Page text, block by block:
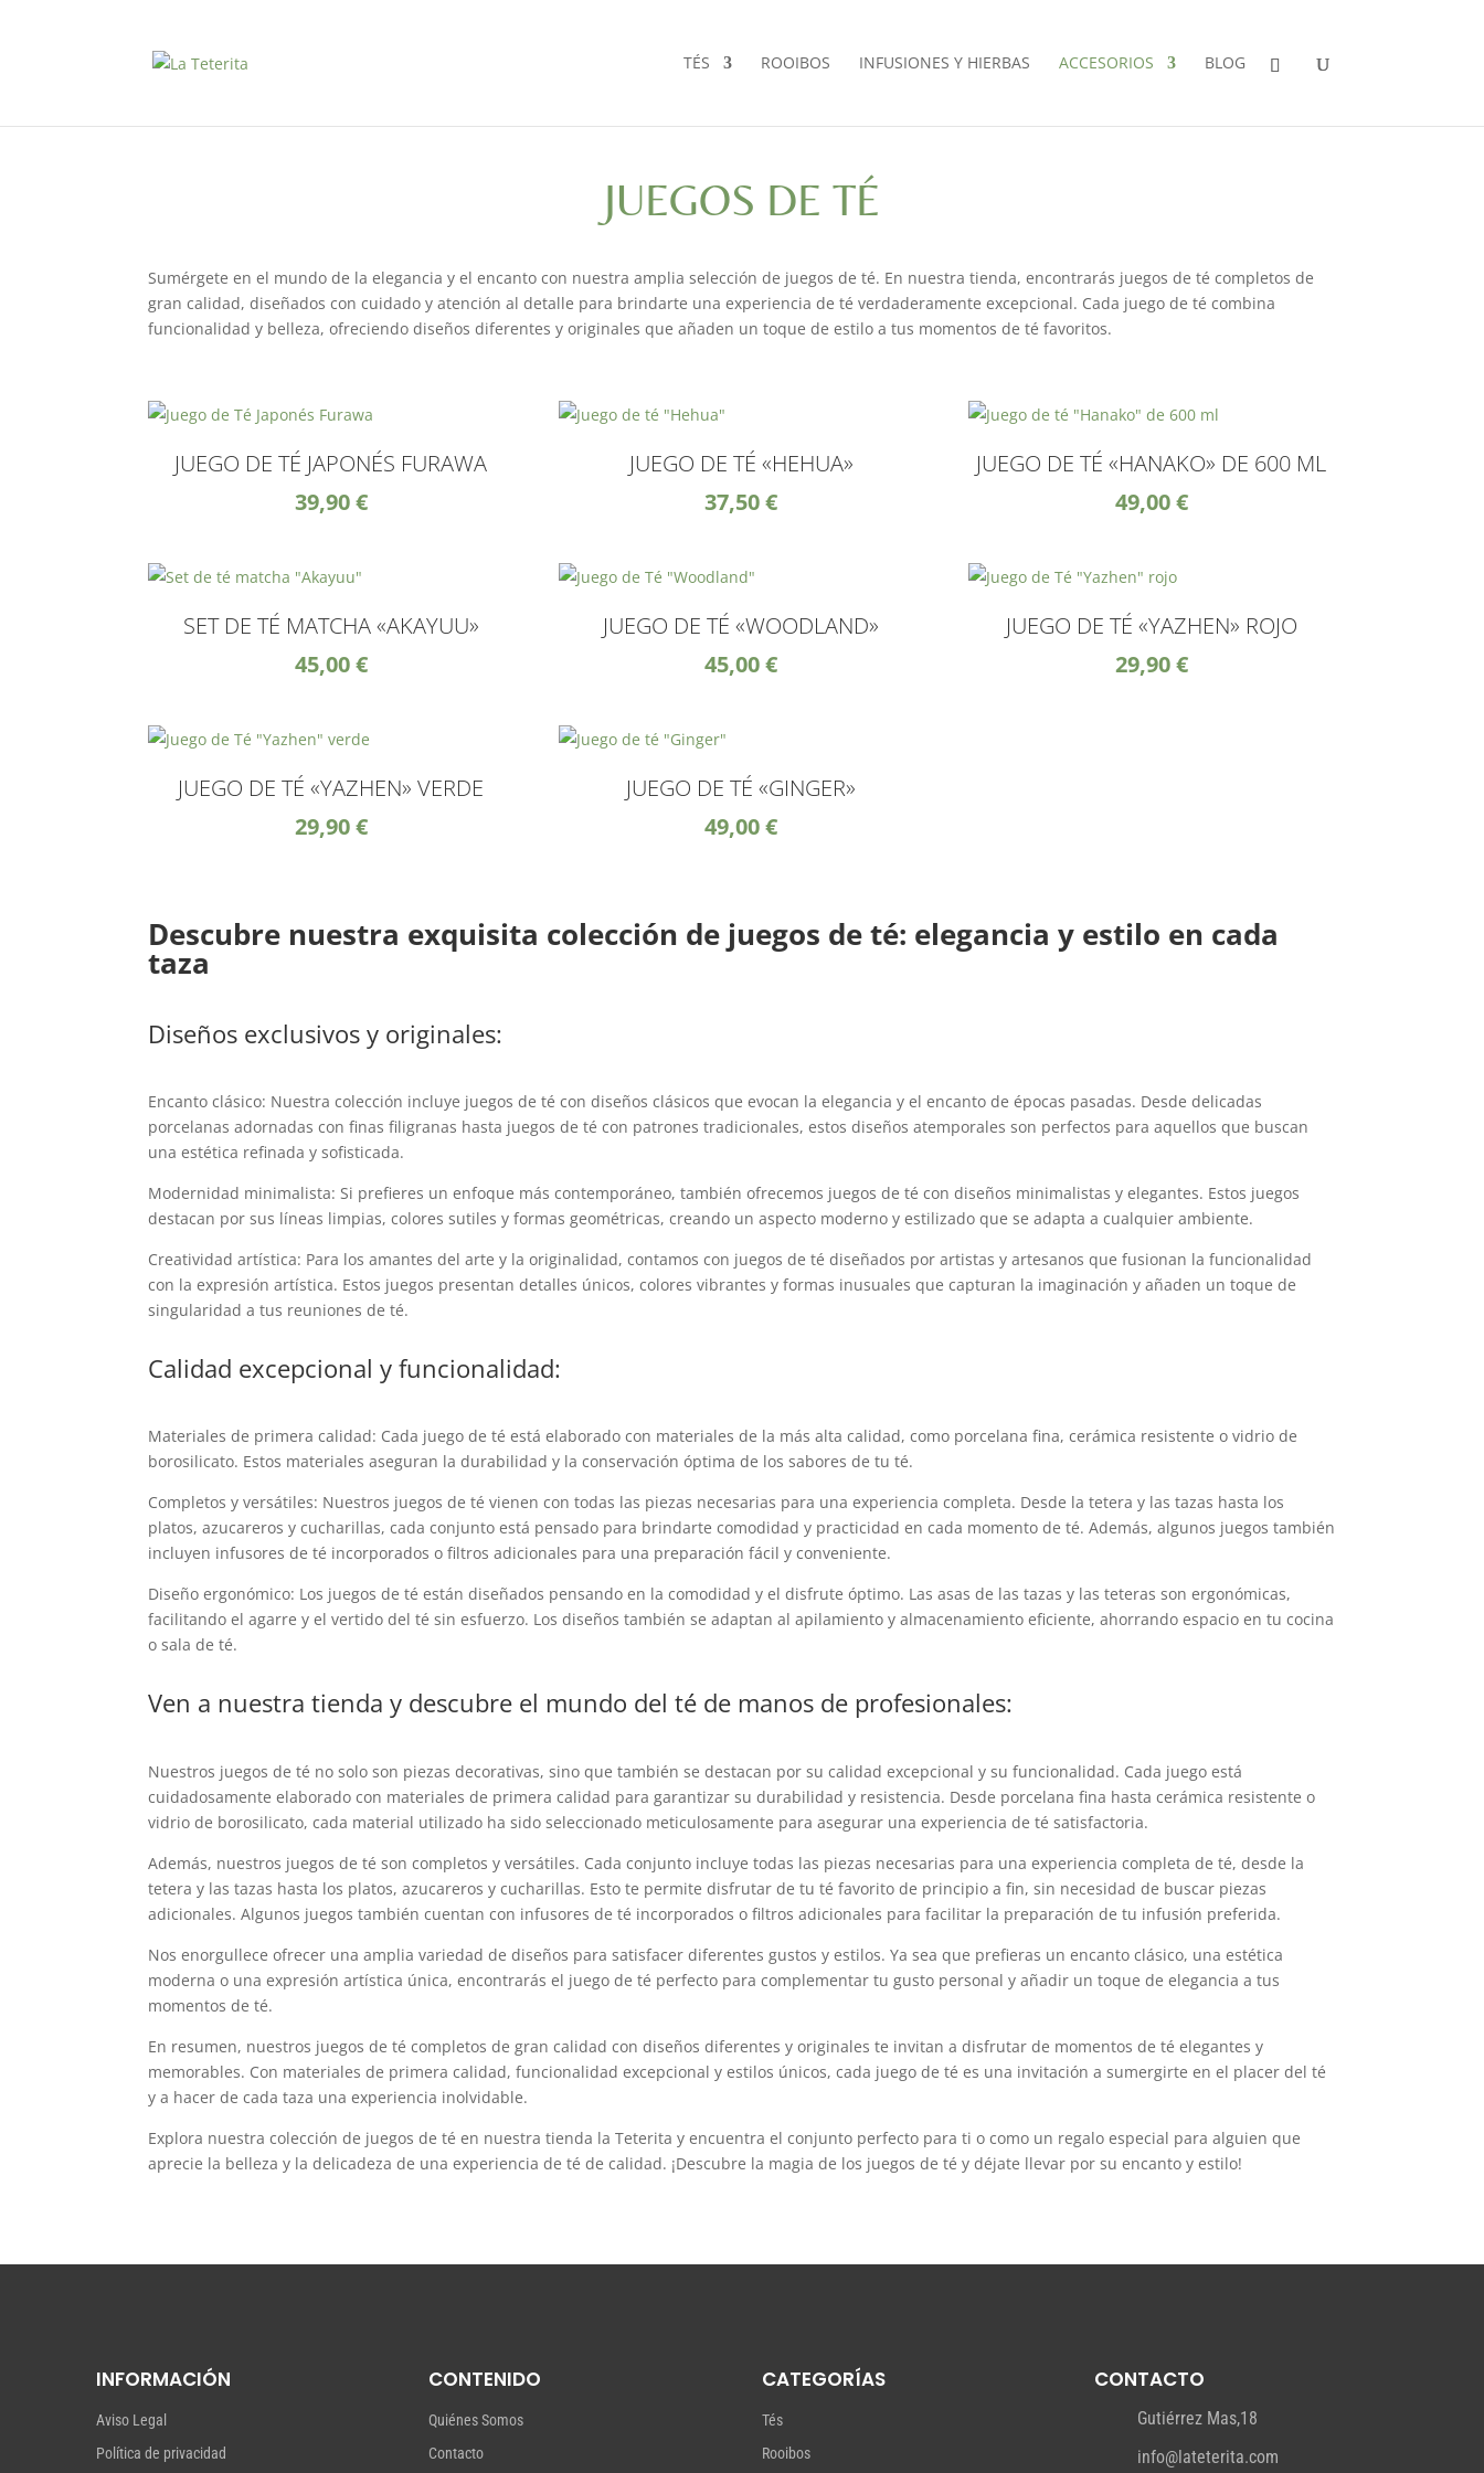
TÉS ROOIBOS INFUSIONES Y HIERBAS ACCESORIOS BLOG
JUEGOS DE TÉ
Sumérgete en el mundo de la elegancia y el encanto con nuestra amplia selección de juegos de té. En nuestra tienda, encontrarás juegos de té completos de
gran calidad, diseñados con cuidado y atención al detalle para brindarte una experiencia de té verdaderamente excepcional. Cada juego de té combina
funcionalidad y belleza, ofreciendo diseños diferentes y originales que añaden un toque de estilo a tus momentos de té favoritos.
JUEGO DE TÉ JAPONÉS FURAWA
39,90€
JUEGO DE TÉ «HEHUA»
37,50€
JUEGO DE TÉ «HANAKO» DE 600 ML
49,00€
SET DE TÉ MATCHA «AKAYUU»
45,00€
JUEGO DE TÉ «WOODLAND»
45,00€
JUEGO DE TÉ «YAZHEN» ROJO
29,90€
JUEGO DE TÉ «YAZHEN» VERDE
29,90€
JUEGO DE TÉ «GINGER»
49,00€
Descubre nuestra exquisita colección de juegos de té: elegancia y estilo en cada
taza
Diseños exclusivos y originales:
Encanto clásico: Nuestra colección incluye juegos de té con diseños clásicos que evocan la elegancia y el encanto de épocas pasadas. Desde delicadas
porcelanas adornadas con finas filigranas hasta juegos de té con patrones tradicionales, estos diseños atemporales son perfectos para aquellos que buscan
una estética refinada y sofisticada.
Modernidad minimalista: Si prefieres un enfoque más contemporáneo, también ofrecemos juegos de té con diseños minimalistas y elegantes. Estos juegos
destacan por sus líneas limpias, colores sutiles y formas geométricas, creando un aspecto moderno y estilizado que se adapta a cualquier ambiente.
Creatividad artística: Para los amantes del arte y la originalidad, contamos con juegos de té diseñados por artistas y artesanos que fusionan la funcionalidad
con la expresión artística. Estos juegos presentan detalles únicos, colores vibrantes y formas inusuales que capturan la imaginación y añaden un toque de
singularidad a tus reuniones de té.
Calidad excepcional y funcionalidad:
Materiales de primera calidad: Cada juego de té está elaborado con materiales de la más alta calidad, como porcelana fina, cerámica resistente o vidrio de
borosilicato. Estos materiales aseguran la durabilidad y la conservación óptima de los sabores de tu té.
Completos y versátiles: Nuestros juegos de té vienen con todas las piezas necesarias para una experiencia completa. Desde la tetera y las tazas hasta los
platos, azucareros y cucharillas, cada conjunto está pensado para brindarte comodidad y practicidad en cada momento de té. Además, algunos juegos también
incluyen infusores de té incorporados o filtros adicionales para una preparación fácil y conveniente.
Diseño ergonómico: Los juegos de té están diseñados pensando en la comodidad y el disfrute óptimo. Las asas de las tazas y las teteras son ergonómicas,
facilitando el agarre y el vertido del té sin esfuerzo. Los diseños también se adaptan al apilamiento y almacenamiento eficiente, ahorrando espacio en tu cocina
o sala de té.
Ven a nuestra tienda y descubre el mundo del té de manos de profesionales:
Nuestros juegos de té no solo son piezas decorativas, sino que también se destacan por su calidad excepcional y su funcionalidad. Cada juego está
cuidadosamente elaborado con materiales de primera calidad para garantizar su durabilidad y resistencia. Desde porcelana fina hasta cerámica resistente o
vidrio de borosilicato, cada material utilizado ha sido seleccionado meticulosamente para asegurar una experiencia de té satisfactoria.
Además, nuestros juegos de té son completos y versátiles. Cada conjunto incluye todas las piezas necesarias para una experiencia completa de té, desde la
tetera y las tazas hasta los platos, azucareros y cucharillas. Esto te permite disfrutar de tu té favorito de principio a fin, sin necesidad de buscar piezas
adicionales. Algunos juegos también cuentan con infusores de té incorporados o filtros adicionales para facilitar la preparación de tu infusión preferida.
Nos enorgullece ofrecer una amplia variedad de diseños para satisfacer diferentes gustos y estilos. Ya sea que prefieras un encanto clásico, una estética
moderna o una expresión artística única, encontrarás el juego de té perfecto para complementar tu gusto personal y añadir un toque de elegancia a tus
momentos de té.
En resumen, nuestros juegos de té completos de gran calidad con diseños diferentes y originales te invitan a disfrutar de momentos de té elegantes y
memorables. Con materiales de primera calidad, funcionalidad excepcional y estilos únicos, cada juego de té es una invitación a sumergirte en el placer del té
y a hacer de cada taza una experiencia inolvidable.
Explora nuestra colección de juegos de té en nuestra tienda la Teterita y encuentra el conjunto perfecto para ti o como un regalo especial para alguien que
aprecie la belleza y la delicadeza de una experiencia de té de calidad. ¡Descubre la magia de los juegos de té y déjate llevar por su encanto y estilo!
INFORMACIÓN
Aviso Legal
Política de privacidad
CONTENIDO
Quiénes Somos
Contacto
CATEGORÍAS
Tés
Rooibos
CONTACTO
Gutiérrez Mas,18
info@lateterita.com